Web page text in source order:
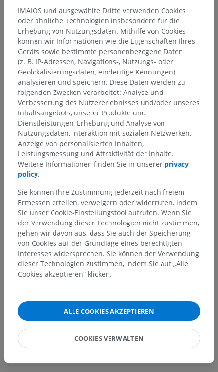
Anatomische Hierarchie
Tieranatomie
Angiologie> Venen> Kraniale Hohlvene
Linke kraniale Hohlvene
Darunterliegende Strukturen:Für dieses anatomische
Teil gibt es keine zugehörigen Strukturen
Vergleichende Anatomie bei
Menschen
Übersetzungen
Sie können gerne eine Berichtigung, Übersetzung oder
Ein Problem melden
IMAIOS und ausgewählte Dritte verwenden Cookies
oder ähnliche Technologien insbesondere für die
Erhebung von Nutzungsdaten. Mithilfe von Cookies
können wir Informationen wie die Eigenschaften Ihres
Geräts sowie bestimmte personenbezogene Daten
(z. B. IP-Adressen, Navigations-, Nutzungs- oder
Geolokalisierungsdaten, eindeutige Kennungen)
analysieren und speichern. Diese Daten werden zu
folgenden Zwecken verarbeitet: Analyse und
Verbesserung des Nutzererlebnisses und/oder unseres
Inhaltsangebots, unserer Produkte und
Dienstleistungen, Erhebung und Analyse von
Nutzungsdaten, Interaktion mit sozialen Netzwerken,
Anzeige von personalisierten Inhalten,
Leistungsmessung und Attraktivität der Inhalte.
Weitere Informationen finden Sie in unserer privacy
policy.
Sie können Ihre Zustimmung jederzeit nach freiem
Ermessen erteilen, verweigern oder widerrufen, indem
Sie unser Cookie-Einstellungstool aufrufen. Wenn Sie
der Verwendung dieser Technologien nicht zustimmen,
gehen wir davon aus, dass Sie auch der Speicherung
von Cookies auf der Grundlage eines berechtigten
Interesses widersprechen. Sie können der Verwendung
dieser Technologien zustimmen, indem Sie auf „Alle
Cookies akzeptieren“ klicken.
ALLE COOKIES AKZEPTIEREN
COOKIES VERWALTEN